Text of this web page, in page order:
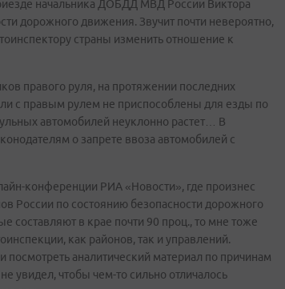
начальника ДОБДД МВД России Виктора
дорожного движения. Звучит почти невероятно,
страны изменить отношение к
правого руля, на протяжении последних
с правым рулем не приспособлены для езды по
автомобилей неуклонно растет… В
о запрете ввоза автомобилей с
конференции РИА «Новости», где произнес
России по состоянию безопасности дорожного
составляют в крае почти 90 проц., то мне тоже
как районов, так и управлений.
аналитический материал по причинам
увидел, чтобы чем-то сильно отличалось